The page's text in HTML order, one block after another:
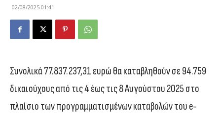
02/08/2025 01:41
Συνολικά 77.837.237,31 ευρώ θα καταβληθούν σε 94.759
δικαιούχους από τις 4 έως τις 8 Αυγούστου 2025 στο
πλαίσιο των προγραμματισμένων καταβολών του e-